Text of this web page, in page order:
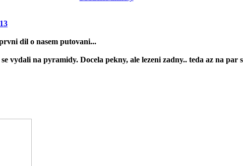
dil o nasem putovani...
vydali na pyramidy. Docela pekny, ale lezeni zadny.. teda az na par